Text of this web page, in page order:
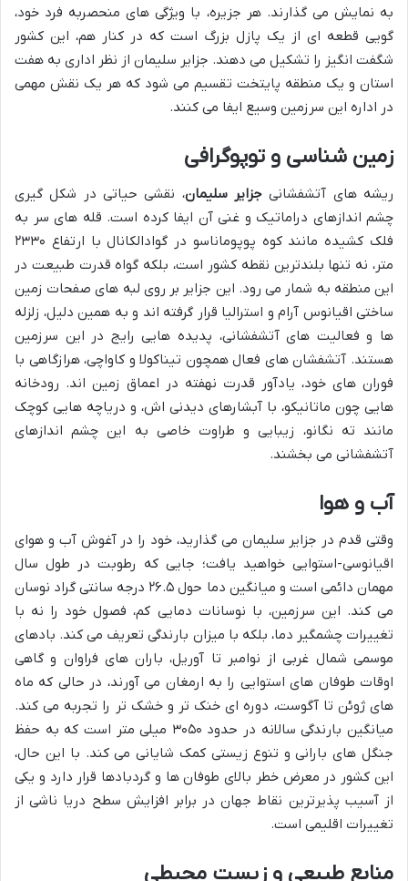
به نمایش می گذارند. هر جزیره، با ویژگی های منحصربه فرد خود،
گویی قطعه ای از یک پازل بزرگ است که در کنار هم، این کشور
شگفت انگیز را تشکیل می دهند. جزایر سلیمان از نظر اداری به هفت
استان و یک منطقه پایتخت تقسیم می شود که هر یک نقش مهمی
در اداره این سرزمین وسیع ایفا می کنند.
زمین شناسی و توپوگرافی
ریشه های آتشفشانی جزایر سلیمان، نقشی حیاتی در شکل گیری
چشم اندازهای دراماتیک و غنی آن ایفا کرده است. قله های سر به
فلک کشیده مانند کوه پوپوماناسو در گوادالکانال با ارتفاع ۲۳۳۰
متر، نه تنها بلندترین نقطه کشور است، بلکه گواه قدرت طبیعت در
این منطقه به شمار می رود. این جزایر بر روی لبه های صفحات زمین
ساختی اقیانوس آرام و استرالیا قرار گرفته اند و به همین دلیل، زلزله
ها و فعالیت های آتشفشانی، پدیده هایی رایج در این سرزمین
هستند. آتشفشان های فعال همچون تیناکولا و کاواچی، هرازگاهی با
فوران های خود، یادآور قدرت نهفته در اعماق زمین اند. رودخانه
هایی چون ماتانیکو، با آبشارهای دیدنی اش، و دریاچه هایی کوچک
مانند ته نگانو، زیبایی و طراوت خاصی به این چشم اندازهای
آتشفشانی می بخشند.
آب و هوا
وقتی قدم در جزایر سلیمان می گذارید، خود را در آغوش آب و هوای
اقیانوسی-استوایی خواهید یافت؛ جایی که رطوبت در طول سال
مهمان دائمی است و میانگین دما حول ۲۶.۵ درجه سانتی گراد نوسان
می کند. این سرزمین، با نوسانات دمایی کم، فصول خود را نه با
تغییرات چشمگیر دما، بلکه با میزان بارندگی تعریف می کند. بادهای
موسمی شمال غربی از نوامبر تا آوریل، باران های فراوان و گاهی
اوقات طوفان های استوایی را به ارمغان می آورند، در حالی که ماه
های ژوئن تا آگوست، دوره ای خنک تر و خشک تر را تجربه می کند.
میانگین بارندگی سالانه در حدود ۳۰۵۰ میلی متر است که به حفظ
جنگل های بارانی و تنوع زیستی کمک شایانی می کند. با این حال،
این کشور در معرض خطر بالای طوفان ها و گردبادها قرار دارد و یکی
از آسیب پذیرترین نقاط جهان در برابر افزایش سطح دریا ناشی از
تغییرات اقلیمی است.
منابع طبیعی و زیست محیطی